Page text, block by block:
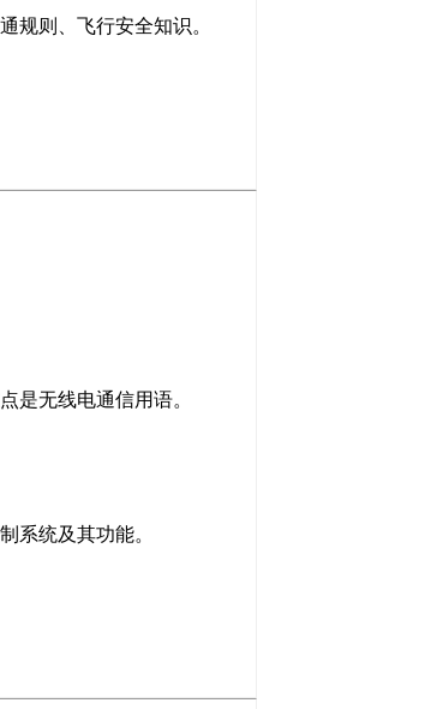
规则、飞行安全知识。
是无线电通信用语。
系统及其功能。